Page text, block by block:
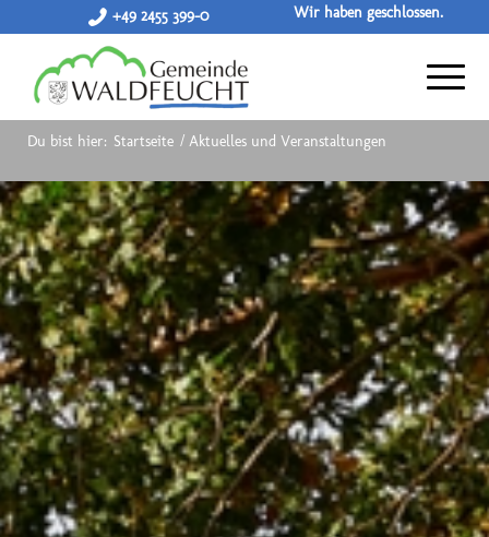
+49 2455 399-0 Wir haben geschlossen.
Du bist hier: Startseite / Aktuelles und Veranstaltungen